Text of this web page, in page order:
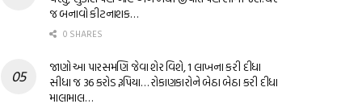
જ બનાવો કીટનાશક…
0 SHARES
જાણો આ પારસમણિ જેવા શેર વિશે, 1 લાખના કરી દીધા
સીધા જ 36 કરોડ રૂપિયા… રોકાણકારોને બેઠા બેઠા કરી દીધા
માલામાલ…